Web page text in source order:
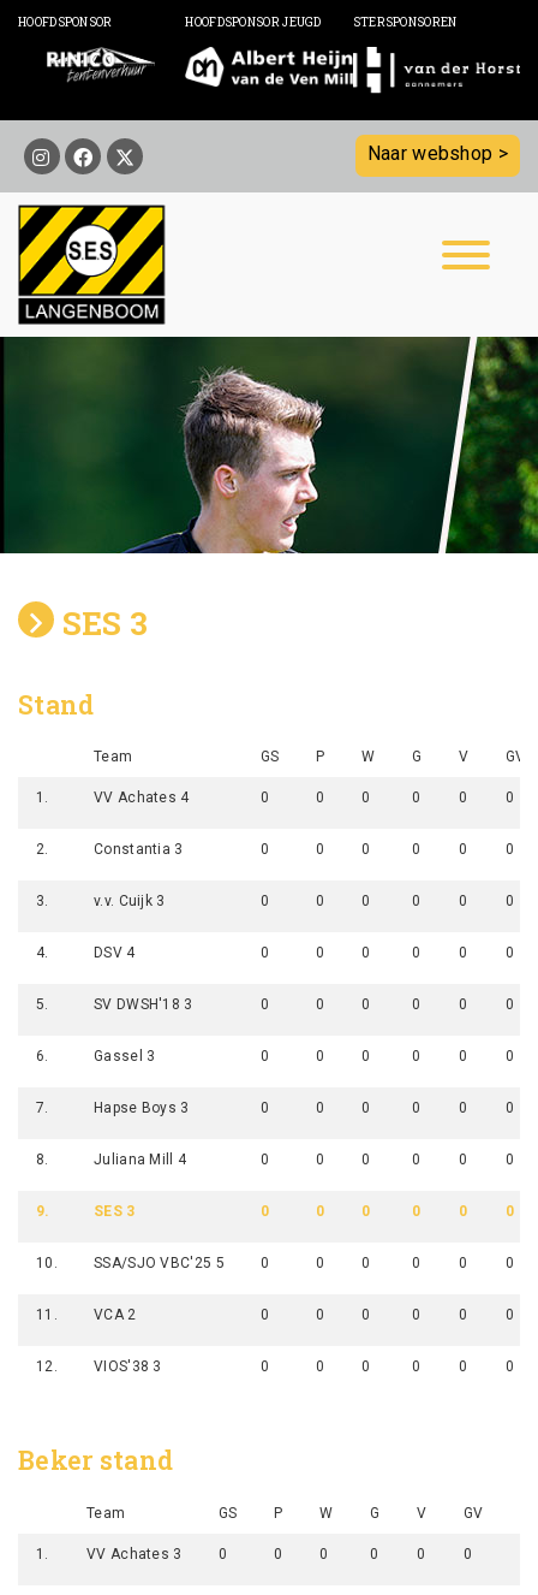
HOOFDSPONSOR HOOFDSPONSOR JEUGD STERSPONSOREN
Naar webshop >
SES 3
Stand
Team GS P W G V GV
1. VV Achates 4 0 0 0 0 0 0
2. Constantia 3 0 0 0 0 0 0
3. v.v. Cuijk 3 0 0 0 0 0 0
4. DSV 4 0 0 0 0 0 0
5. SV DWSH'18 3 0 0 0 0 0 0
6. Gassel 3 0 0 0 0 0 0
7. Hapse Boys 3 0 0 0 0 0 0
8. Juliana Mill 4 0 0 0 0 0 0
9. SES 3 0 0 0 0 0 0
10. SSA/SJO VBC'25 5 0 0 0 0 0 0
11. VCA 2 0 0 0 0 0 0
12. VIOS'38 3 0 0 0 0 0 0
Beker stand
Team GS P W G V GV
1. VV Achates 3 0 0 0 0 0 0